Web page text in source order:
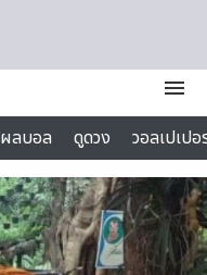
menu
ผลบอล ดูดวง
วอลเปเป